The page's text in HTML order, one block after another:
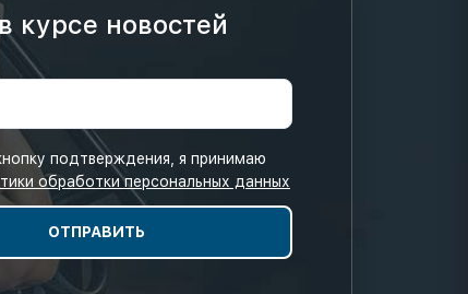
курсе новостей
подтверждения, я принимаю
обработки персональных данных